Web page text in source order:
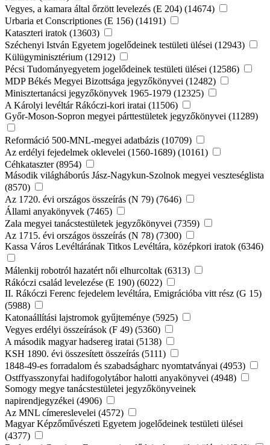
Vegyes, a kamara által őrzött levelezés (E 204) (14674)
Urbaria et Conscriptiones (E 156) (14191)
Kataszteri iratok (13603)
Széchenyi István Egyetem jogelődeinek testületi ülései (12943)
Külügyminisztérium (12912)
Pécsi Tudományegyetem jogelődeinek testületi ülései (12586)
MDP Békés Megyei Bizottsága jegyzőkönyvei (12482)
Minisztertanácsi jegyzőkönyvek 1965-1979 (12325)
A Károlyi levéltár Rákóczi-kori iratai (11506)
Győr-Moson-Sopron megyei párttestületek jegyzőkönyvei (11289)
Reformáció 500-MNL-megyei adatbázis (10709)
Az erdélyi fejedelmek oklevelei (1560-1689) (10161)
Céhkataszter (8954)
Második világháborús Jász-Nagykun-Szolnok megyei veszteséglista
(8570)
Az 1720. évi országos összeírás (N 79) (7646)
Állami anyakönyvek (7465)
Zala megyei tanácstestületek jegyzőkönyvei (7359)
Az 1715. évi országos összeírás (N 78) (7300)
Kassa Város Levéltárának Titkos Levéltára, középkori iratok (6346)
Málenkij robotról hazatért női elhurcoltak (6313)
Rákóczi család levelezése (E 190) (6022)
II. Rákóczi Ferenc fejedelem levéltára, Emigrációba vitt rész (G 15)
(5988)
Katonaállítási lajstromok gyűjteménye (5925)
Vegyes erdélyi összeírások (F 49) (5360)
A második magyar hadsereg iratai (5138)
KSH 1890. évi összesített összeírás (5111)
1848-49-es forradalom és szabadságharc nyomtatványai (4953)
Ostffyasszonyfai hadifogolytábor halotti anyakönyvei (4948)
Somogy megye tanácstestületei jegyzőkönyveinek
napirendjegyzékei (4906)
Az MNL címereslevelei (4572)
Magyar Képzőművészeti Egyetem jogelődeinek testületi ülései
(4377)